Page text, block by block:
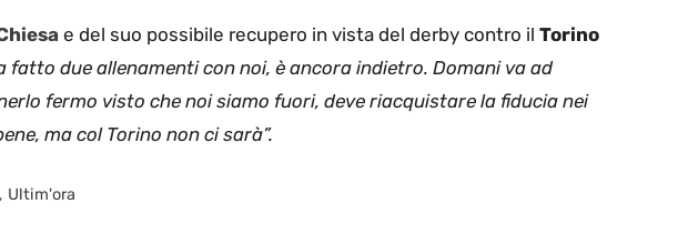
e del suo possibile recupero in vista del derby contro il Torino
fatto due allenamenti con noi, è ancora indietro. Domani va ad
fermo visto che noi siamo fuori, deve riacquistare la fiducia nei
ma col Torino non ci sarà”.
, Ultim'ora